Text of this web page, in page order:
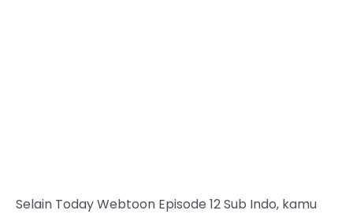
Selain Today Webtoon Episode 12 Sub Indo, kamu